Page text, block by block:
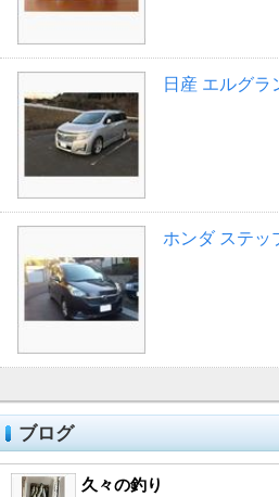
日産 エルグラ
ホンダ ステッ
ブログ
久々の釣り